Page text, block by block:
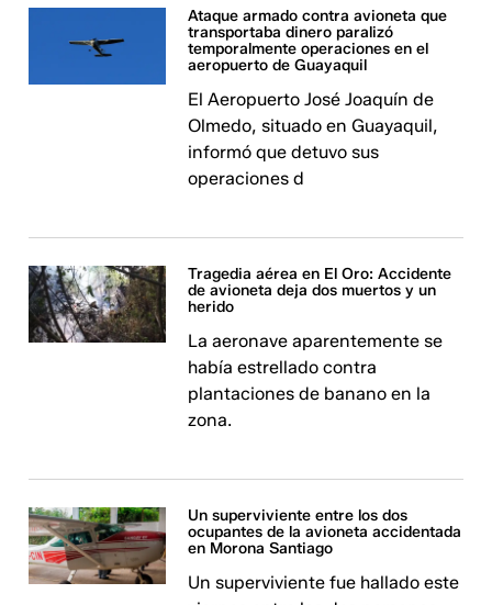
Ataque armado contra avioneta que
transportaba dinero paralizó
temporalmente operaciones en el
aeropuerto de Guayaquil
El Aeropuerto José Joaquín de
Olmedo, situado en Guayaquil,
informó que detuvo sus
operaciones d
Tragedia aérea en El Oro: Accidente
de avioneta deja dos muertos y un
herido
La aeronave aparentemente se
había estrellado contra
plantaciones de banano en la
zona.
Un superviviente entre los dos
ocupantes de la avioneta accidentada
en Morona Santiago
Un superviviente fue hallado este